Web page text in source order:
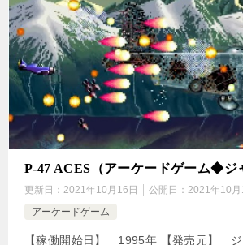
P-47 ACES（アーケードゲーム◆ジ
更新日： 2021年10月16日 公開日： 2021年10月
アーケードゲーム
【稼働開始日】 1995年 【発売元】 ジ